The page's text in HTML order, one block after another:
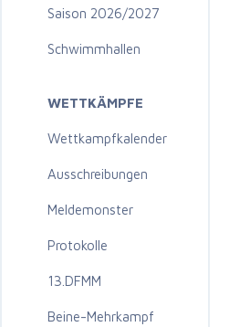
Saison 2026/2027
Schwimmhallen
WETTKÄMPFE
Wettkampfkalender
Ausschreibungen
Meldemonster
Protokolle
13.DFMM
Beine-Mehrkampf